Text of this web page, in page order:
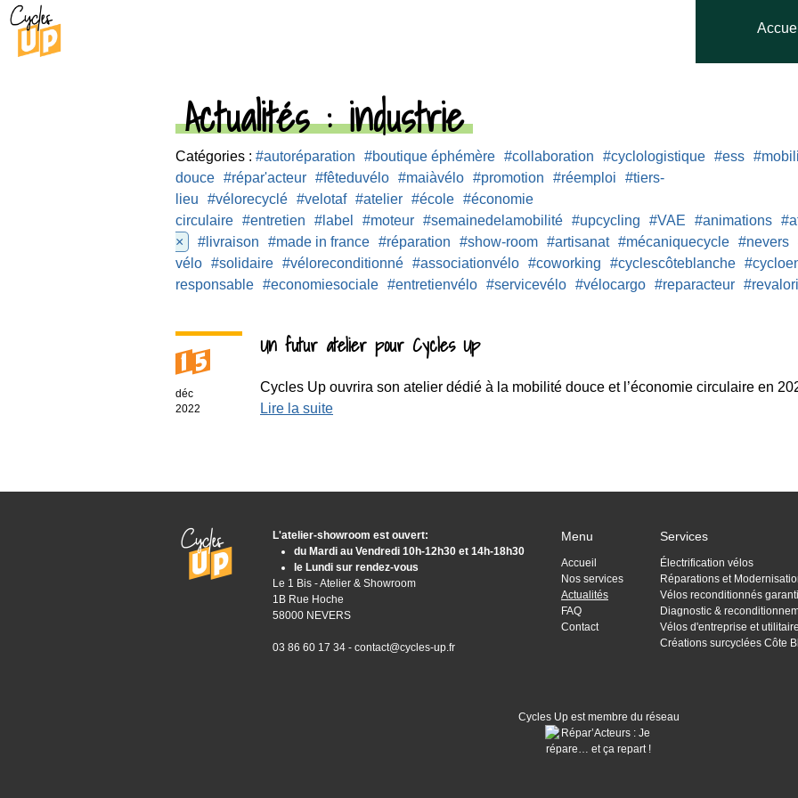
Actualités: industrie
Catégories : #autoréparation #boutique éphémère #collaboration #cyclologistique #ess
douce #répar'acteur #fêteduvélo #maiàvélo #promotion #réemploi
#tiers-
lieu
#vélorecyclé #velotaf #atelier #école #économie
circulaire #entretien #label #moteur #semainedelamobilité #upcycling #VAE #animations
×
#livraison #made in france #réparation #show-room #artisanat #mécaniquecycle #nevers
vélo #solidaire #véloreconditionné #associationvélo #coworking #cyclescôteblanche
responsable #economiesociale #entretienvélo #servicevélo #vélocargo #reparacteur
15
déc
2022
Un futur atelier pour Cycles Up
Cycles Up ouvrira son atelier dédié à la mobilité douce et l’économie circulaire en
Lire la suite
L'atelier-showroom est ouvert:
du Mardi au Vendredi 10h-12h30 et 14h-18h30
le Lundi sur rendez-vous
Le 1 Bis - Atelier & Showroom
1B Rue Hoche
58000 NEVERS
03 86 60 17 34 - contact@cycles-up.fr
Menu
Accueil
Nos services
Actualités
FAQ
Contact
Services
Électrification vélos
Réparations et
Vélos reconditionnés
Diagnostic &
Vélos d'entreprise et
Créations surcyclées Côte
Cycles Up est membre du réseau